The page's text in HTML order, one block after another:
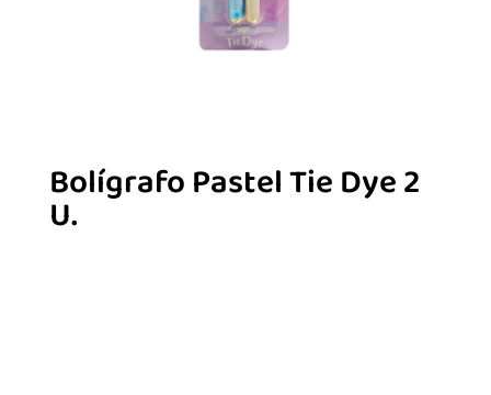
Bolígrafo Pastel Tie Dye 2
U.